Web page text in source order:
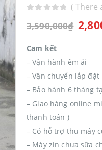
( There
3,590,000₫
Cam kết
– Vận hành êm ái
– Vận chuyển lắp đặt
– Bảo hành 6 tháng
– Giao hàng online
thanh toán )
– Có hỗ trợ thu máy
– Máy zin chưa sữa